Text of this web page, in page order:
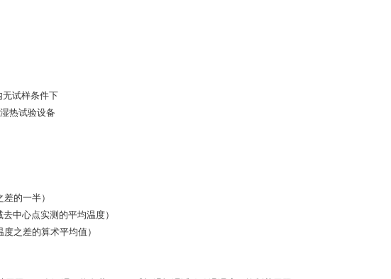
无试样条件下
热试验设备
的一半）
中心点实测的平均温度）
之差的算术平均值）